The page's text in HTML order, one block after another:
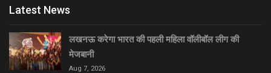
Latest News
लखनऊ करेगा भारत की पहली महिला वॉलीबॉल लीग की
मेजबानी
Aug 7, 2026